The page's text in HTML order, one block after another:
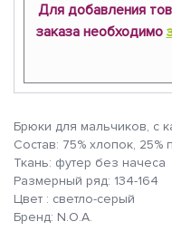
Для добавления
заказа необходимо
Брюки для мальчиков, с
Состав: 75% хлопок, 25%
Ткань: футер без начеса
Размерный ряд: 134-164
Цвет : светло-серый
Бренд: N.O.A.